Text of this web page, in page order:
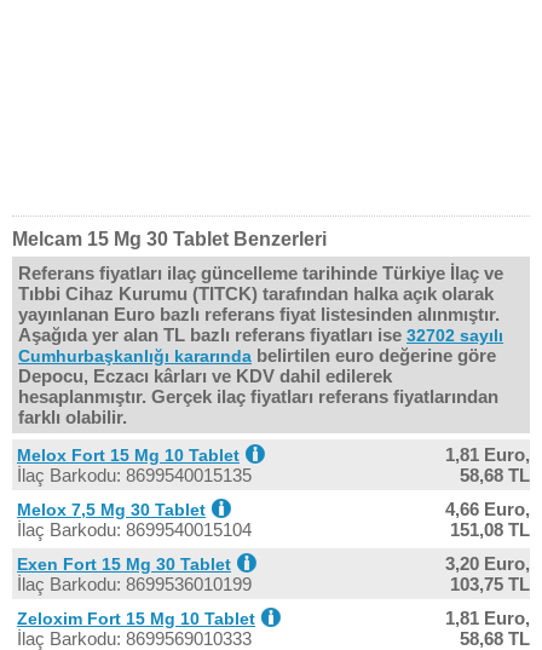
Melcam 15 Mg 30 Tablet Benzerleri
Referans fiyatları ilaç güncelleme tarihinde Türkiye İlaç ve
Tıbbi Cihaz Kurumu (TITCK) tarafından halka açık olarak
yayınlanan Euro bazlı referans fiyat listesinden alınmıştır.
Aşağıda yer alan TL bazlı referans fiyatları ise 32702 sayılı
Cumhurbaşkanlığı kararında belirtilen euro değerine göre
Depocu, Eczacı kârları ve KDV dahil edilerek
hesaplanmıştır. Gerçek ilaç fiyatları referans fiyatlarından
farklı olabilir.
Melox Fort 15 Mg 10 Tablet
İlaç Barkodu: 8699540015135
1,81 Euro,
58,68 TL
Melox 7,5 Mg 30 Tablet
İlaç Barkodu: 8699540015104
4,66 Euro,
151,08 TL
Exen Fort 15 Mg 30 Tablet
İlaç Barkodu: 8699536010199
3,20 Euro,
103,75 TL
Zeloxim Fort 15 Mg 10 Tablet
İlaç Barkodu: 8699569010333
1,81 Euro,
58,68 TL